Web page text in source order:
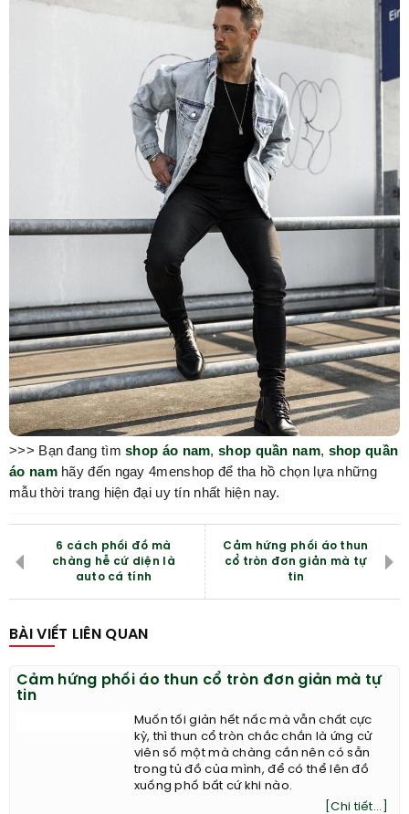
>>> Bạn đang tìmshop áo nam,shop quần nam, shop quần
áo namhãy đến ngay 4menshop để tha hồ chọn lựa những
mẫu thời trang hiện đại uy tín nhất hiện nay.
6 cách phối đồ mà
chàng hễ cứ diện là
auto cá tính
Cảm hứng phối áo thun
cổ tròn đơn giản mà tự
tin
BÀI VIẾT LIÊN QUAN
Cảm hứng phối áo thun cổ tròn đơn giản mà tự
tin
Muốn tối giản hết nấc mà vẫn chất cực
kỳ, thì thun cổ tròn chắc chắn là ứng cử
viên số một mà chàng cần nên có sẵn
trong tủ đồ của mình, để có thể lên đồ
xuống phố bất cứ khi nào.
[Chi tiết...]